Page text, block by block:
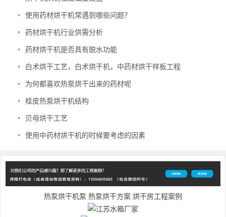
• 使用药材烘干机常遇到哪些问题？
• 药材烘干机行业供需分析
• 药材烘干机是否具有脱水功能
• 白术烘干工艺，白术烘干机，中药材烘干样板工程
• 为何都喜欢热泵烘干出来的药材呢
• 桂皮热泵烘干机结构
• 贝母烘干工艺
• 使用中药材烘干机的时候要考虑的因素
热泵烘干机泵 热泵烘干方案 烘干房工程案例